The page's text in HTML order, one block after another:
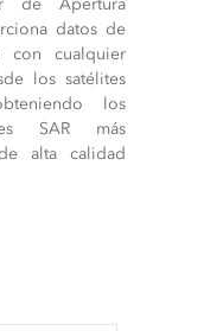
de Apertura
datos de
con cualquier
los satélites
los
SAR más
alta calidad